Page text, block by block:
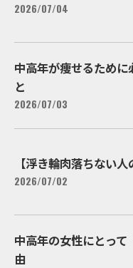
2026/07/04
中高年が痩せるために
と
2026/07/03
【浮き輪肉落ちない人
2026/07/02
中高年の女性にとっ
由